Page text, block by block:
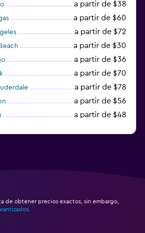
a partir de $38
a partir de $60
a partir de $72
a partir de $30
a partir de $36
a partir de $70
a partir de $78
a partir de $56
a partir de $48
de obtener precios exactos, sin embargo,